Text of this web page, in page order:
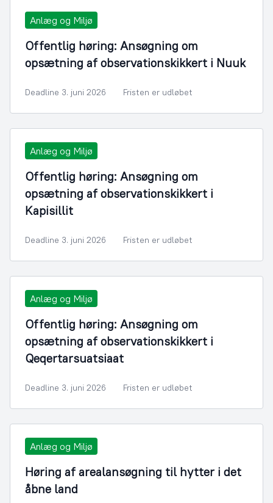
Anlæg og Miljø
Offentlig høring: Ansøgning om
opsætning af observationskikkert i Nuuk
Deadline 3. juni 2026 Fristen er udløbet
Anlæg og Miljø
Offentlig høring: Ansøgning om
opsætning af observationskikkert i
Kapisillit
Deadline 3. juni 2026 Fristen er udløbet
Anlæg og Miljø
Offentlig høring: Ansøgning om
opsætning af observationskikkert i
Qeqertarsuatsiaat
Deadline 3. juni 2026 Fristen er udløbet
Anlæg og Miljø
Høring af arealansøgning til hytter i det
åbne land